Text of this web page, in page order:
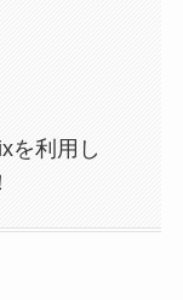
を利用し